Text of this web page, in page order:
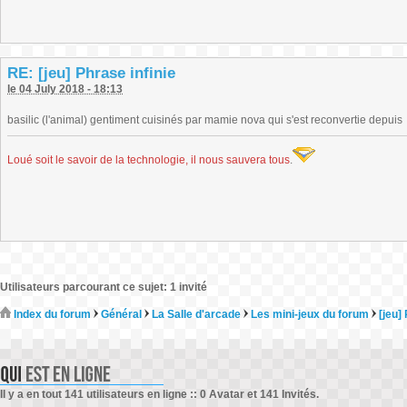
RE: [jeu] Phrase infinie
le 04 July 2018 - 18:13
basilic (l'animal) gentiment cuisinés par mamie nova qui s'est reconvertie depuis
Loué soit le savoir de la technologie, il nous sauvera tous.
Utilisateurs parcourant ce sujet: 1 invité
Index du forum Général La Salle d'arcade Les mini-jeux du forum [jeu]
Il y a en tout 141 utilisateurs en ligne :: 0 Avatar et 141 Invités.